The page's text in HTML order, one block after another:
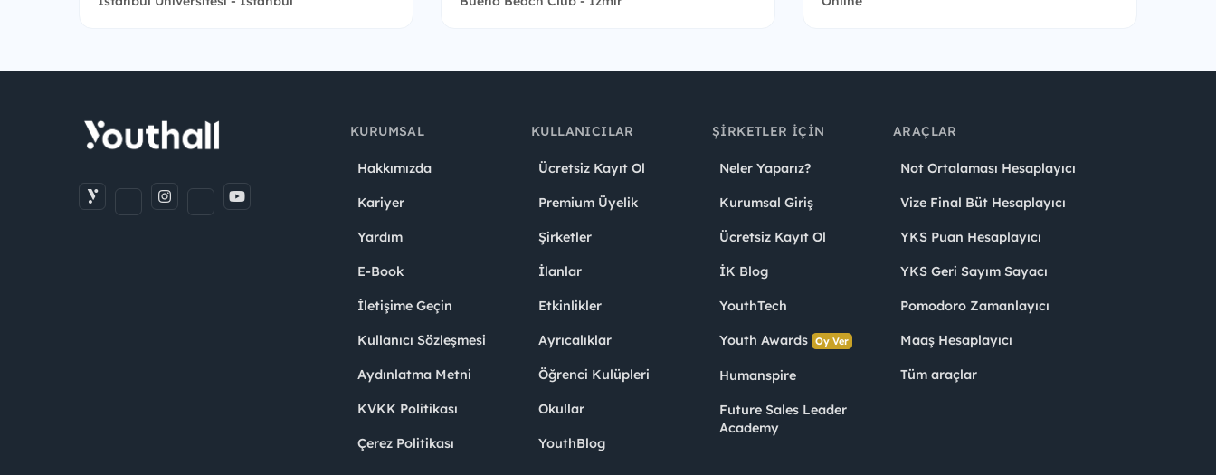
KURUMSAL
Hakkımızda
Kariyer
Yardım
E-Book
İletişime Geçin
Kullanıcı Sözleşmesi
Aydınlatma Metni
KVKK Politikası
Çerez Politikası
KULLANICILAR
Ücretsiz Kayıt Ol
Premium Üyelik
Şirketler
İlanlar
Etkinlikler
Ayrıcalıklar
Öğrenci Kulüpleri
Okullar
YouthBlog
ŞIRKETLER İÇIN
Neler Yaparız?
Kurumsal Giriş
Ücretsiz Kayıt Ol
İK Blog
YouthTech
Youth Awards Oy Ver
Humanspire
Future Sales Leader
Academy
ARAÇLAR
Not Ortalaması Hesaplayıcı
Vize Final Büt Hesaplayıcı
YKS Puan Hesaplayıcı
YKS Geri Sayım Sayacı
Pomodoro Zamanlayıcı
Maaş Hesaplayıcı
Tüm araçlar